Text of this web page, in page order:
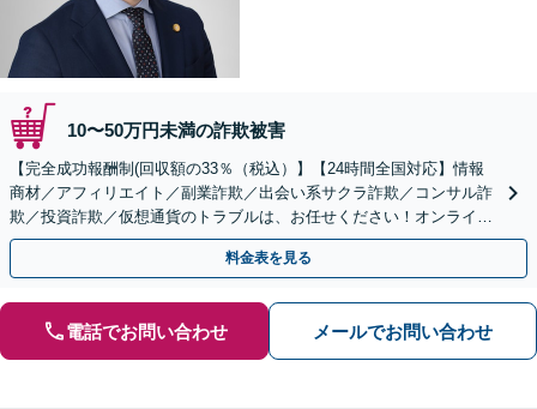
10〜50万円未満の詐欺被害
【完全成功報酬制(回収額の33％（税込）】【24時間全国対応】情報
商材／アフィリエイト／副業詐欺／出会い系サクラ詐欺／コンサル詐
欺／投資詐欺／仮想通貨のトラブルは、お任せください！オンライン
のみで解決も可能！
料金表を見る
電話でお問い合わせ メールでお問い合わせ